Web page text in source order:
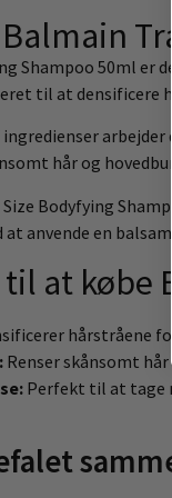
Shampoo 50ml
til at densificere
hår og
Bodyfying
anvende en
at købe
hårstråene
Renser skånsomt hår
Perfekt til at tage